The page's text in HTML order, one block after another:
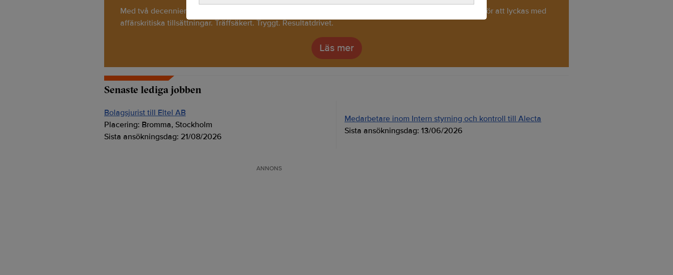
Med två decenniers erfarenhet av att tillsätta tjänster inom juridik och compliance vet vi vad som krävs för att lyckas med
affärskritiska tillsättningar. Träffsäkert. Tryggt. Resultatdrivet.
Läs mer
Senaste lediga jobben
Bolagsjurist till Eltel AB
Placering: Bromma, Stockholm
Sista ansökningsdag: 21/08/2026
Medarbetare inom Intern styrning och kontroll till Alecta
Sista ansökningsdag: 13/06/2026
ANNONS